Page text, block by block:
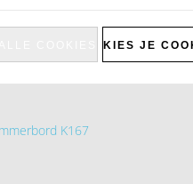
K324
K167
KIES JE